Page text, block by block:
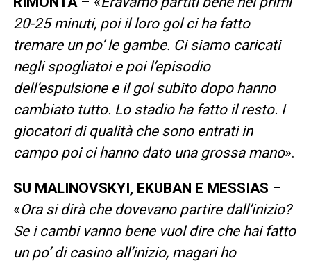
20-25 minuti, poi il loro gol ci ha fatto
tremare un po’ le gambe. Ci siamo caricati
negli spogliatoi e poi l’episodio
dell’espulsione e il gol subito dopo hanno
cambiato tutto. Lo stadio ha fatto il resto. I
giocatori di qualità che sono entrati in
campo poi ci hanno dato una grossa mano».
SU MALINOVSKYI, EKUBAN E MESSIAS –
«Ora si dirà che dovevano partire dall’inizio?
Se i cambi vanno bene vuol dire che hai fatto
un po’ di casino all’inizio, magari ho